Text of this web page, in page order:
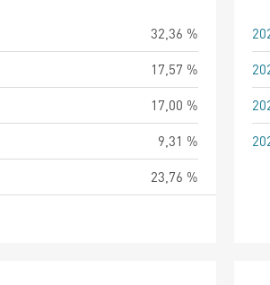
32,36 %
17,57 %
17,00 %
9,31 %
23,76 %